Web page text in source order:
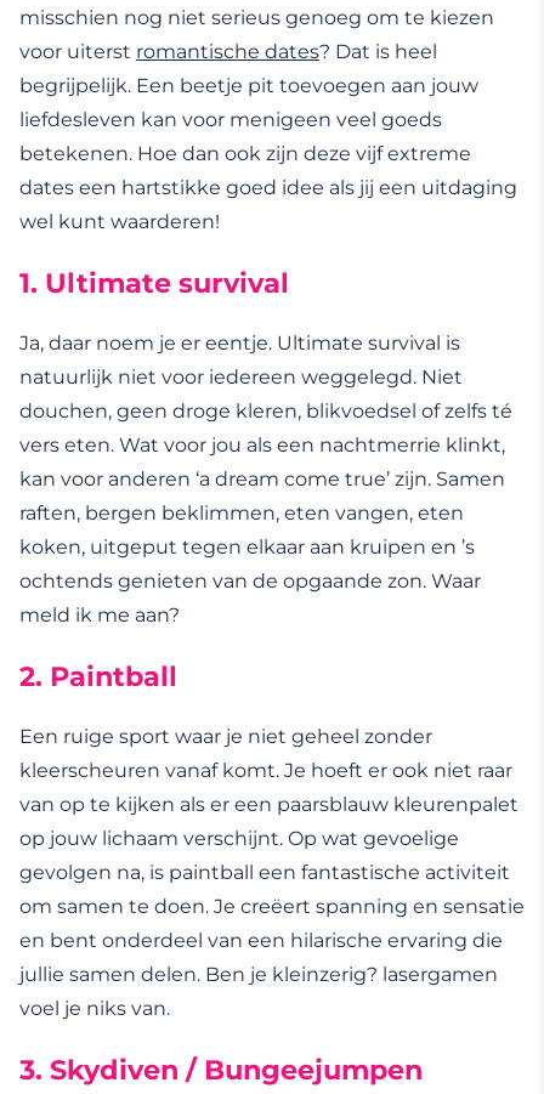
misschien nog niet serieus genoeg om te kiezen
voor uiterst romantische dates? Dat is heel
begrijpelijk. Een beetje pit toevoegen aan jouw
liefdesleven kan voor menigeen veel goeds
betekenen. Hoe dan ook zijn deze vijf extreme
dates een hartstikke goed idee als jij een uitdaging
wel kunt waarderen!
1. Ultimate survival
Ja, daar noem je er eentje. Ultimate survival is
natuurlijk niet voor iedereen weggelegd. Niet
douchen, geen droge kleren, blikvoedsel of zelfs té
vers eten. Wat voor jou als een nachtmerrie klinkt,
kan voor anderen ‘a dream come true’ zijn. Samen
raften, bergen beklimmen, eten vangen, eten
koken, uitgeput tegen elkaar aan kruipen en ’s
ochtends genieten van de opgaande zon. Waar
meld ik me aan?
2. Paintball
Een ruige sport waar je niet geheel zonder
kleerscheuren vanaf komt. Je hoeft er ook niet raar
van op te kijken als er een paarsblauw kleurenpalet
op jouw lichaam verschijnt. Op wat gevoelige
gevolgen na, is paintball een fantastische activiteit
om samen te doen. Je creëert spanning en sensatie
en bent onderdeel van een hilarische ervaring die
jullie samen delen. Ben je kleinzerig? lasergamen
voel je niks van.
3. Skydiven / Bungeejumpen